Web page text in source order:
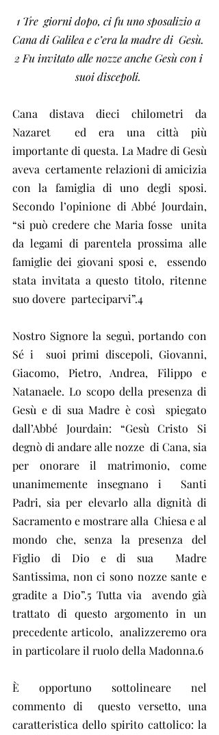
1 Tre  giorni dopo, ci fu uno sposalizio a
Cana di Galilea e c’era la madre di  Gesù.
2 Fu invitato alle nozze anche Gesù con i
suoi discepoli.
Cana distava dieci chilometri da
Nazaret  ed era una città più
importante di questa. La Madre di Gesù
aveva  certamente relazioni di amicizia
con la famiglia di uno degli sposi.
Secondo l’opinione di Abbé Jourdain,
“si può credere che Maria fosse  unita
da legami di parentela prossima alle
famiglie dei giovani sposi e,  essendo
stata invitata a questo titolo, ritenne
suo dovere  parteciparvi”.4
Nostro Signore la seguì, portando con
Sé i  suoi primi discepoli, Giovanni,
Giacomo, Pietro, Andrea, Filippo e
Natanaele. Lo scopo della presenza di
Gesù e di sua Madre è così  spiegato
dall’Abbé Jourdain: “Gesù Cristo Si
degnò di andare alle nozze  di Cana, sia
per onorare il matrimonio, come
unanimemente insegnano i  Santi
Padri, sia per elevarlo alla dignità di
Sacramento e mostrare alla  Chiesa e al
mondo che, senza la presenza del
Figlio di Dio e di sua  Madre
Santissima, non ci sono nozze sante e
gradite a Dio”.5 Tutta via  avendo già
trattato di questo argomento in un
precedente articolo,  analizzeremo ora
in particolare il ruolo della Madonna.6
È opportuno sottolineare nel
commento di  questo versetto, una
caratteristica dello spirito cattolico: la